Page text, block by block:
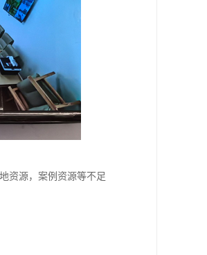
资源，案例资源等不足